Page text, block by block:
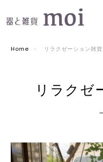
Home リラクゼーション雑貨
リラクゼ